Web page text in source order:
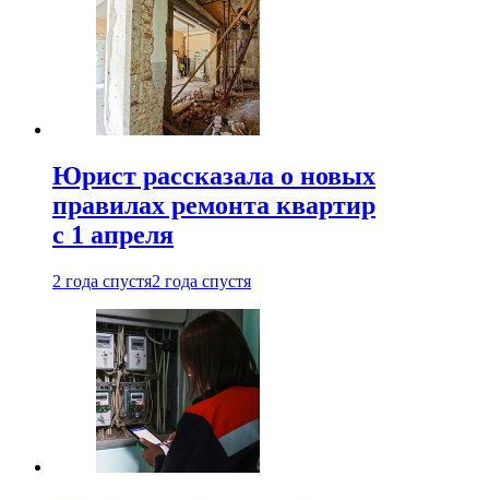
Юрист рассказала о новых
правилах ремонта квартир
с 1 апреля
2 года спустя2 года спустя